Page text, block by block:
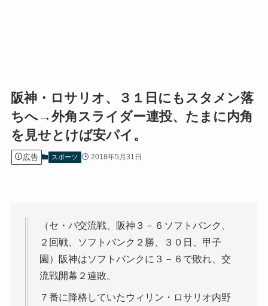
阪神・ロサリオ、３１日にもスタメン落
ちへ→外角スライダー連投、たまに内角
を見せとけば安パイ。
広告 スポーツ 2018年5月31日
（セ・パ交流戦、阪神３－６ソフトバンク、
２回戦、ソフトバンク２勝、３０日、甲子
園）阪神はソフトバンクに３－６で敗れ、交
流戦開幕２連敗。
７番に降格していたウィリン・ロサリオ内野